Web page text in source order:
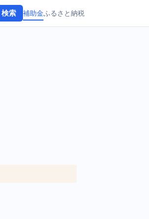
検索 補助金ふるさと納税